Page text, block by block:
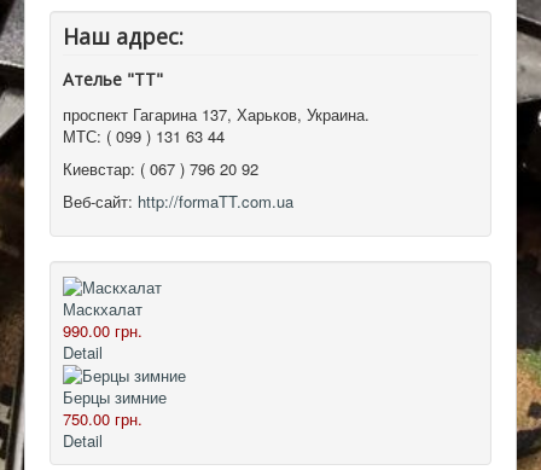
Наш адрес:
Ателье "ТТ"
проспект Гагарина 137, Харьков, Украина.
МТС: ( 099 ) 131 63 44
Киевстар: ( 067 ) 796 20 92
Веб-сайт: http://formaTT.com.ua
Маскхалат
990.00 грн.
Detail
Берцы зимние
750.00 грн.
Detail